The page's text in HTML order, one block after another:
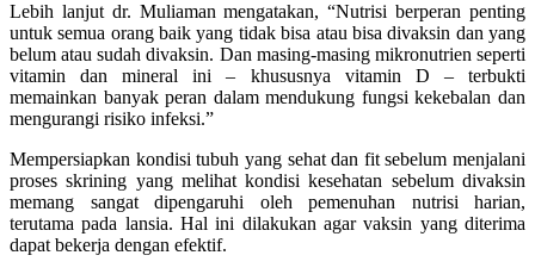
Lebih lanjut dr. Muliaman mengatakan, “Nutrisi berperan penting
untuk semua orang baik yang tidak bisa atau bisa divaksin dan yang
belum atau sudah divaksin. Dan masing-masing mikronutrien seperti
vitamin dan mineral ini – khususnya vitamin D – terbukti
memainkan banyak peran dalam mendukung fungsi kekebalan dan
mengurangi risiko infeksi.”
Mempersiapkan kondisi tubuh yang sehat dan fit sebelum menjalani
proses skrining yang melihat kondisi kesehatan sebelum divaksin
memang sangat dipengaruhi oleh pemenuhan nutrisi harian,
terutama pada lansia. Hal ini dilakukan agar vaksin yang diterima
dapat bekerja dengan efektif.